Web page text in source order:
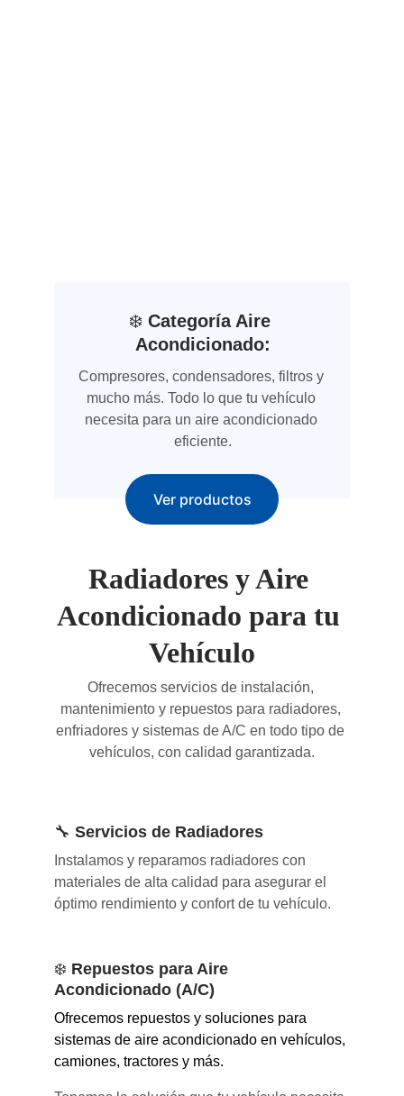
❄️ Categoría Aire
Acondicionado:
Compresores, condensadores, filtros y
mucho más. Todo lo que tu vehículo
necesita para un aire acondicionado
eficiente.
Ver productos
Radiadores y Aire
Acondicionado para tu
Vehículo
Ofrecemos servicios de instalación,
mantenimiento y repuestos para radiadores,
enfriadores y sistemas de A/C en todo tipo de
vehículos, con calidad garantizada.
❄️ Repuestos para Aire
Acondicionado (A/C)
Ofrecemos repuestos y soluciones para
sistemas de aire acondicionado en vehículos,
camiones, tractores y más.
🔧 Servicios de Radiadores
Instalamos y reparamos radiadores con
materiales de alta calidad para asegurar el
óptimo rendimiento y confort de tu vehículo.